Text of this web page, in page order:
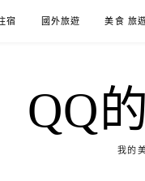
宿 國外旅遊 美食 旅
QQ
我的